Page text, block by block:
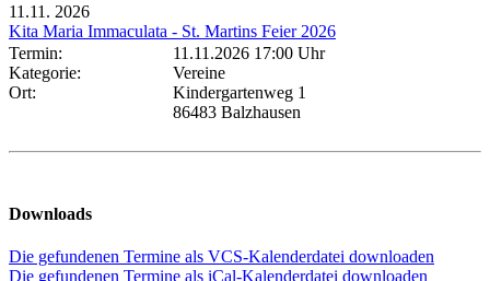
11.11. 2026
Kita Maria Immaculata - St. Martins Feier 2026
Termin:
11.11.2026 17:00 Uhr
Kategorie:
Vereine
Ort:
Kindergartenweg 1
86483 Balzhausen
Downloads
Die gefundenen Termine als VCS-Kalenderdatei downloaden
Die gefundenen Termine als iCal-Kalenderdatei downloaden